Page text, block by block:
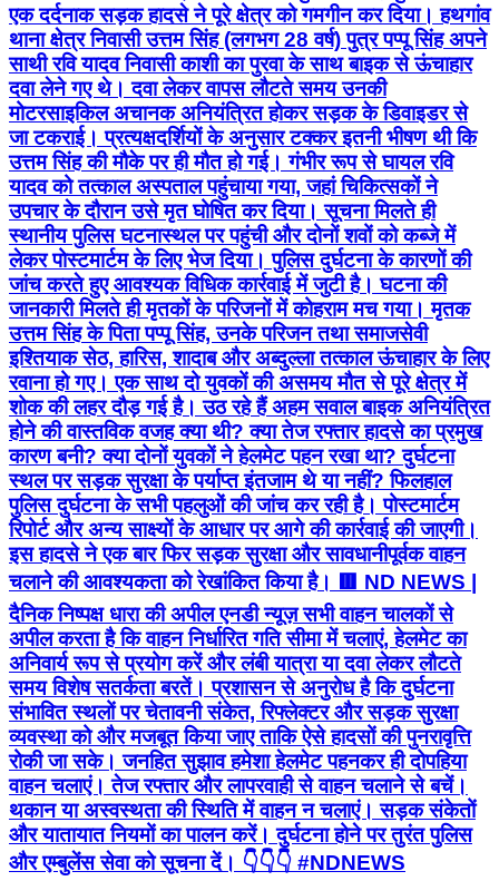
एक दर्दनाक सड़क हादसे ने पूरे क्षेत्र को गमगीन कर दिया। हथगांव
थाना क्षेत्र निवासी उत्तम सिंह (लगभग 28 वर्ष) पुत्र पप्पू सिंह अपने
साथी रवि यादव निवासी काशी का पुरवा के साथ बाइक से ऊंचाहार
दवा लेने गए थे। दवा लेकर वापस लौटते समय उनकी
मोटरसाइकिल अचानक अनियंत्रित होकर सड़क के डिवाइडर से
जा टकराई। प्रत्यक्षदर्शियों के अनुसार टक्कर इतनी भीषण थी कि
उत्तम सिंह की मौके पर ही मौत हो गई। गंभीर रूप से घायल रवि
यादव को तत्काल अस्पताल पहुंचाया गया, जहां चिकित्सकों ने
उपचार के दौरान उसे मृत घोषित कर दिया। सूचना मिलते ही
स्थानीय पुलिस घटनास्थल पर पहुंची और दोनों शवों को कब्जे में
लेकर पोस्टमार्टम के लिए भेज दिया। पुलिस दुर्घटना के कारणों की
जांच करते हुए आवश्यक विधिक कार्रवाई में जुटी है। घटना की
जानकारी मिलते ही मृतकों के परिजनों में कोहराम मच गया। मृतक
उत्तम सिंह के पिता पप्पू सिंह, उनके परिजन तथा समाजसेवी
इश्तियाक सेठ, हारिस, शादाब और अब्दुल्ला तत्काल ऊंचाहार के लिए
रवाना हो गए। एक साथ दो युवकों की असमय मौत से पूरे क्षेत्र में
शोक की लहर दौड़ गई है। उठ रहे हैं अहम सवाल बाइक अनियंत्रित
होने की वास्तविक वजह क्या थी? क्या तेज रफ्तार हादसे का प्रमुख
कारण बनी? क्या दोनों युवकों ने हेलमेट पहन रखा था? दुर्घटना
स्थल पर सड़क सुरक्षा के पर्याप्त इंतजाम थे या नहीं? फिलहाल
पुलिस दुर्घटना के सभी पहलुओं की जांच कर रही है। पोस्टमार्टम
रिपोर्ट और अन्य साक्ष्यों के आधार पर आगे की कार्रवाई की जाएगी।
इस हादसे ने एक बार फिर सड़क सुरक्षा और सावधानीपूर्वक वाहन
चलाने की आवश्यकता को रेखांकित किया है। 🟥 ND NEWS |
दैनिक निष्पक्ष धारा की अपील एनडी न्यूज़ सभी वाहन चालकों से
अपील करता है कि वाहन निर्धारित गति सीमा में चलाएं, हेलमेट का
अनिवार्य रूप से प्रयोग करें और लंबी यात्रा या दवा लेकर लौटते
समय विशेष सतर्कता बरतें। प्रशासन से अनुरोध है कि दुर्घटना
संभावित स्थलों पर चेतावनी संकेत, रिफ्लेक्टर और सड़क सुरक्षा
व्यवस्था को और मजबूत किया जाए ताकि ऐसे हादसों की पुनरावृत्ति
रोकी जा सके। जनहित सुझाव हमेशा हेलमेट पहनकर ही दोपहिया
वाहन चलाएं। तेज रफ्तार और लापरवाही से वाहन चलाने से बचें।
थकान या अस्वस्थता की स्थिति में वाहन न चलाएं। सड़क संकेतों
और यातायात नियमों का पालन करें। दुर्घटना होने पर तुरंत पुलिस
और एम्बुलेंस सेवा को सूचना दें। 👇👇👇 #NDNEWS